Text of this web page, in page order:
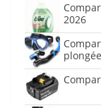
2026